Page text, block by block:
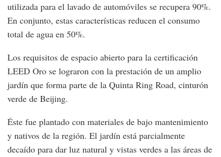
utilizada para el lavado de automóviles se recupera 90%.
En conjunto, estas características reducen el consumo
total de agua en 50%.
Los requisitos de espacio abierto para la certificación
LEED Oro se lograron con la prestación de un amplio
jardín que forma parte de la Quinta Ring Road, cinturón
verde de Beijing.
Éste fue plantado con materiales de bajo mantenimiento
y nativos de la región. El jardín está parcialmente
decaído para dar luz natural y vistas verdes a las áreas de